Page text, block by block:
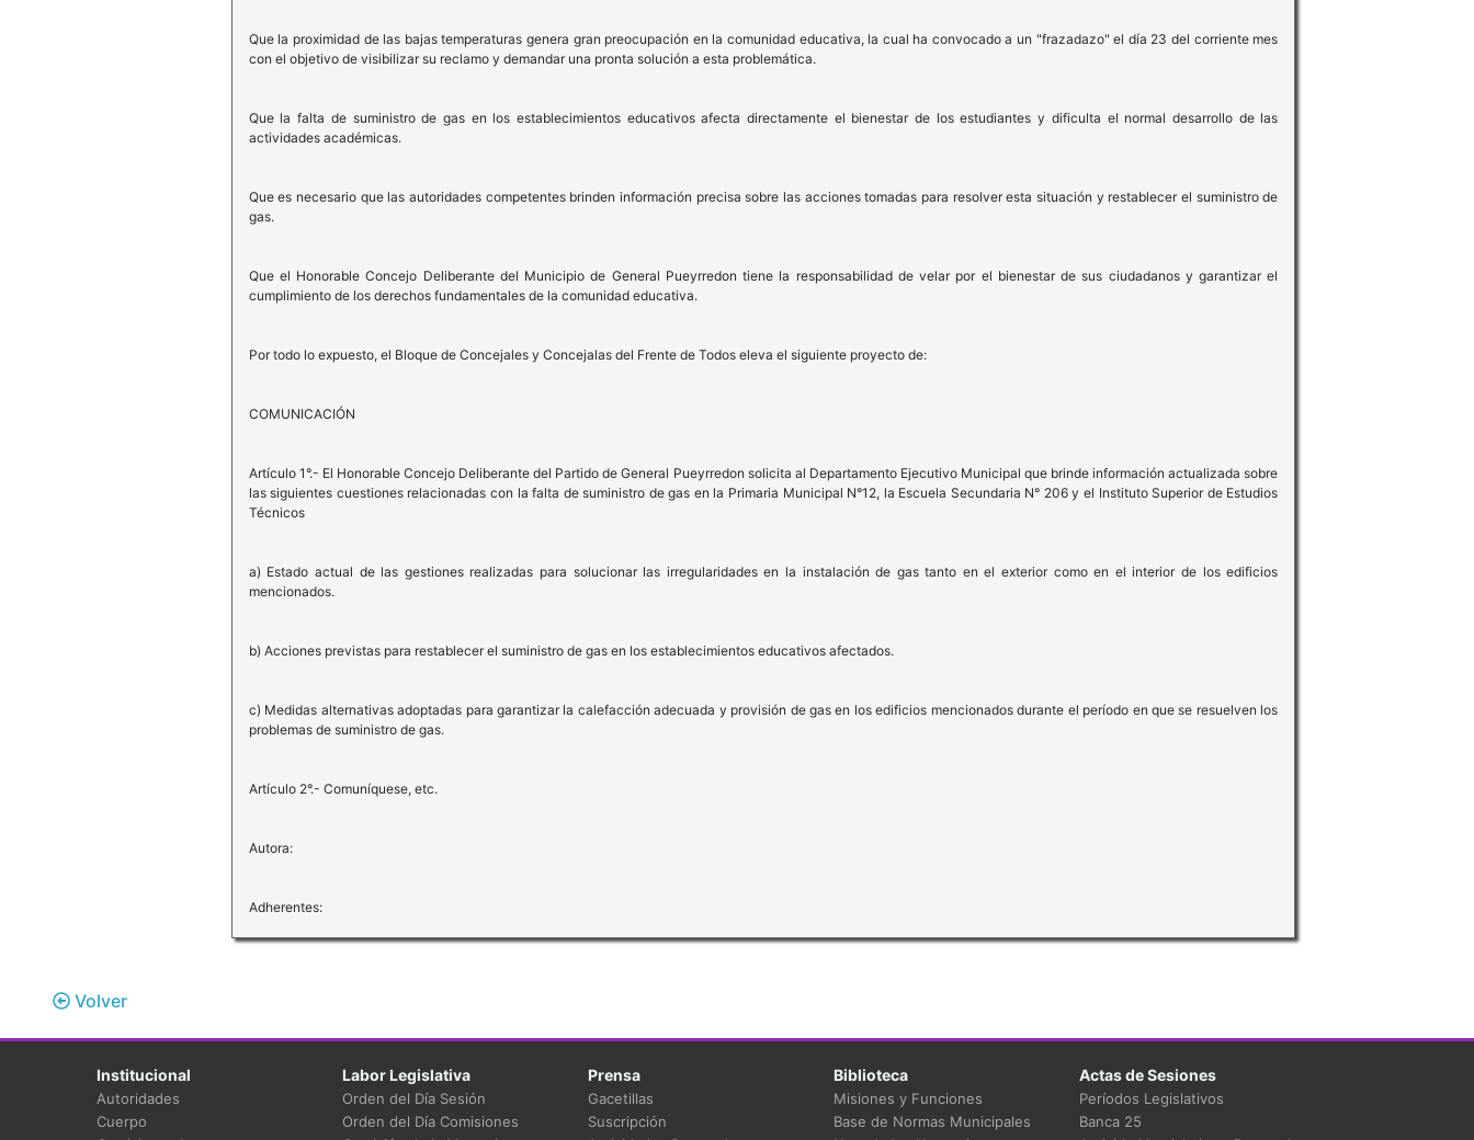
Que la proximidad de las bajas temperaturas genera gran preocupación en la comunidad educativa, la cual ha convocado a un "frazadazo" el día 23 del corriente mes
con el objetivo de visibilizar su reclamo y demandar una pronta solución a esta problemática.
Que la falta de suministro de gas en los establecimientos educativos afecta directamente el bienestar de los estudiantes y dificulta el normal desarrollo de las
actividades académicas.
Que es necesario que las autoridades competentes brinden información precisa sobre las acciones tomadas para resolver esta situación y restablecer el suministro de
gas.
Que el Honorable Concejo Deliberante del Municipio de General Pueyrredon tiene la responsabilidad de velar por el bienestar de sus ciudadanos y garantizar el
cumplimiento de los derechos fundamentales de la comunidad educativa.
Por todo lo expuesto, el Bloque de Concejales y Concejalas del Frente de Todos eleva el siguiente proyecto de:
COMUNICACIÓN
Artículo 1°.- El Honorable Concejo Deliberante del Partido de General Pueyrredon solicita al Departamento Ejecutivo Municipal que brinde información actualizada sobre
las siguientes cuestiones relacionadas con la falta de suministro de gas en la Primaria Municipal N°12, la Escuela Secundaria N° 206 y el Instituto Superior de Estudios
Técnicos
a) Estado actual de las gestiones realizadas para solucionar las irregularidades en la instalación de gas tanto en el exterior como en el interior de los edificios
mencionados.
b) Acciones previstas para restablecer el suministro de gas en los establecimientos educativos afectados.
c) Medidas alternativas adoptadas para garantizar la calefacción adecuada y provisión de gas en los edificios mencionados durante el período en que se resuelven los
problemas de suministro de gas.
Artículo 2°.- Comuníquese, etc.
Autora:
Adherentes:
Volver
Institucional
Autoridades
Cuerpo
Labor Legislativa
Orden del Día Sesión
Orden del Día Comisiones
Prensa
Gacetillas
Suscripción
Biblioteca
Misiones y Funciones
Base de Normas Municipales
Actas de Sesiones
Períodos Legislativos
Banca 25